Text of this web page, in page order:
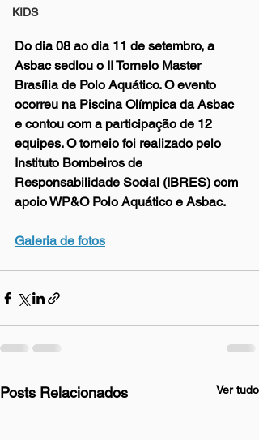
KIDS
Do dia 08 ao dia 11 de setembro, a
Asbac sediou o II Torneio Master
Brasília de Polo Aquático. O evento
ocorreu na Piscina Olímpica da Asbac
e contou com a participação de 12
equipes. O torneio foi realizado pelo
Instituto Bombeiros de
Responsabilidade Social (IBRES) com
apoio WP&O Polo Aquático e Asbac.
Galeria de fotos
Posts Relacionados Ver tudo